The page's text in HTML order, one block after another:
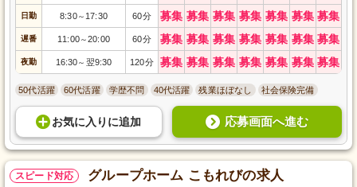
日勤 8:30～ 17:30 60分 募集 募集 募集 募集 募集 募集 募集
遅番 11:00～20:00 60分 募集 募集 募集 募集 募集 募集 募集
夜勤 16:30～ 翌9:30 120分 募集 募集 募集 募集 募集 募集 募集
50代活躍 60代活躍 学歴不問 40代活躍 残業ほぼなし 社会保険完備
お気に入り に追加 応募画面へ進む
スピード対応 グループホーム こもれびの求人